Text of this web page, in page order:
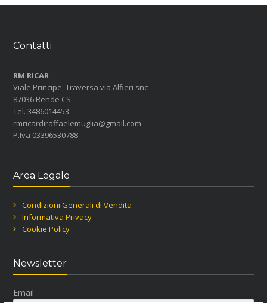
Contatti
RM RICAR
Viale Principe, Traversa via Alfieri snc
87036 Rende CS
Tel. 3486014453
rmricardiraffaelemuglia@gmail.com
P.Iva 03396530788
Area Legale
Condizioni Generali di Vendita
Informativa Privacy
Cookie Policy
Newsletter
Email